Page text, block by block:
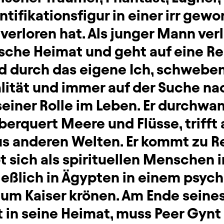
in einer irr
hat. Als junger Mann
Heimat und geht auf eine
durch das eigene Ich,
und immer auf der Suche
Rolle im Leben. Er
Meere und Flüsse, trifft
anderen Welten. Er kommt zu
sich als spirituellen Menschen
in Ägypten in einem
Kaiser krönen. Am Ende
seine Heimat, muss Peer